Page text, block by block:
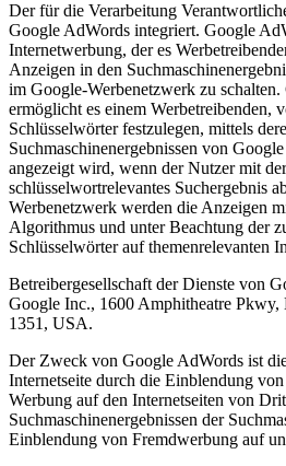
Der für die Verarbeitung
Google AdWords integriert. Google
Internetwerbung, der es
Anzeigen in den
im Google-Werbenetzwerk zu
ermöglicht es einem Werbetreibenden,
Schlüsselwörter festzulegen, mittels
Suchmaschinenergebnissen von
angezeigt wird, wenn der Nutzer mit
schlüsselwortrelevantes Suchergebnis
Werbenetzwerk werden die Anzeigen
Algorithmus und unter Beachtung der
Schlüsselwörter auf themenrelevanten
Betreibergesellschaft der Dienste von
Google Inc., 1600 Amphitheatre
1351, USA.
Der Zweck von Google AdWords ist
Internetseite durch die Einblendung
Werbung auf den Internetseiten von
Suchmaschinenergebnissen der
Einblendung von Fremdwerbung auf